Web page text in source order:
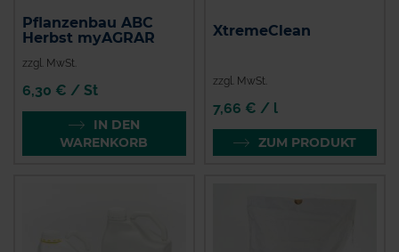
Pflanzenbau ABC
Herbst myAGRAR
zzgl. MwSt.
6,30 € / St
IN DEN
WARENKORB
XtremeClean
zzgl. MwSt.
7,66 € / l
ZUM PRODUKT